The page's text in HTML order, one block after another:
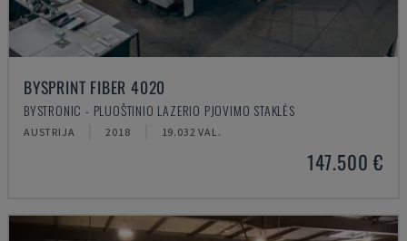
BYSPRINT FIBER 4020
BYSTRONIC - PLUOŠTINIO LAZERIO PJOVIMO STAKLĖS
AUSTRIJA 2018 19.032 VAL.
147.500 €